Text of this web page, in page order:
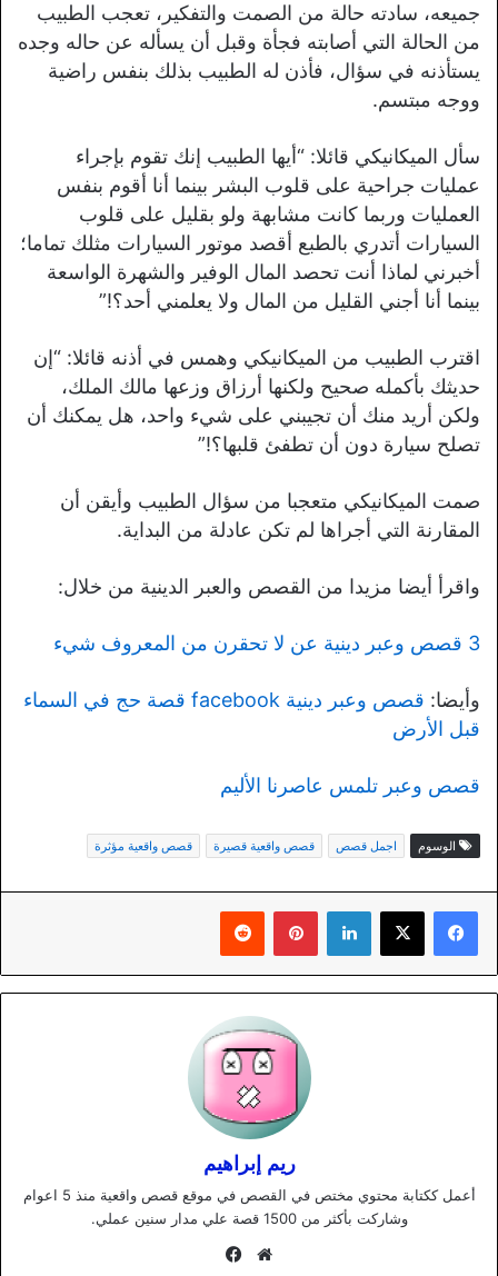
جميعه، سادته حالة من الصمت والتفكير، تعجب الطبيب
من الحالة التي أصابته فجأة وقبل أن يسأله عن حاله وجده
يستأذنه في سؤال، فأذن له الطبيب بذلك بنفس راضية
ووجه مبتسم.
سأل الميكانيكي قائلا: “أيها الطبيب إنك تقوم بإجراء
عمليات جراحية على قلوب البشر بينما أنا أقوم بنفس
العمليات وربما كانت مشابهة ولو بقليل على قلوب
السيارات أتدري بالطبع أقصد موتور السيارات مثلك تماما؛
أخبرني لماذا أنت تحصد المال الوفير والشهرة الواسعة
بينما أنا أجني القليل من المال ولا يعلمني أحد؟!”
اقترب الطبيب من الميكانيكي وهمس في أذنه قائلا: “إن
حديثك بأكمله صحيح ولكنها أرزاق وزعها مالك الملك،
ولكن أريد منك أن تجيبني على شيء واحد، هل يمكنك أن
تصلح سيارة دون أن تطفئ قلبها؟!”
صمت الميكانيكي متعجبا من سؤال الطبيب وأيقن أن
المقارنة التي أجراها لم تكن عادلة من البداية.
واقرأ أيضا مزيدا من القصص والعبر الدينية من خلال:
3 قصص وعبر دينية عن لا تحقرن من المعروف شيء
وأيضا:
قصص وعبر دينية facebook قصة حج في السماء
قبل الأرض
قصص وعبر تلمس عاصرنا الأليم
الوسوم اجمل قصص قصص واقعية قصيرة قصص واقعية مؤثرة
لينكدإن بينتيريست
ريم إبراهيم
أعمل ككتابة محتوي مختص في القصص في موقع قصص واقعية منذ 5 اعوام
وشاركت بأكثر من 1500 قصة علي مدار سنين عملي.
موقع